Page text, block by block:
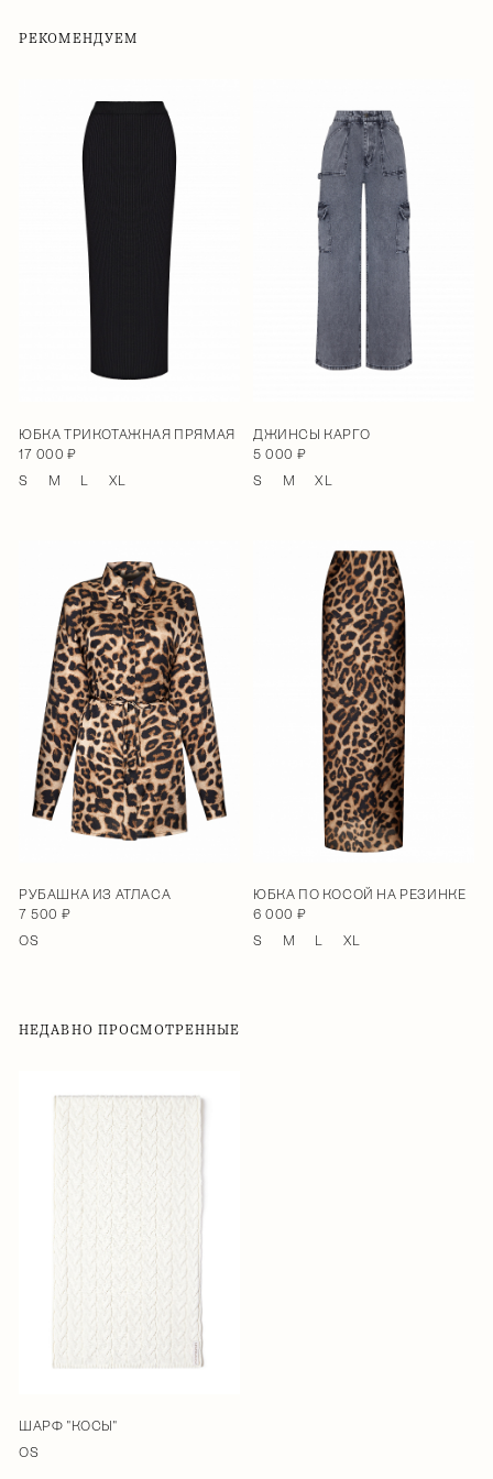
РЕКОМЕНДУЕМ
ЮБКА ТРИКОТАЖНАЯ ПРЯМАЯ
17 000 ₽
S
M L XL
ДЖИНСЫ КАРГО
5 000 ₽
S
M XL
РУБАШКА ИЗ АТЛАСА
7 500 ₽
OS
ЮБКА ПО КОСОЙ НА РЕЗИНКЕ
6 000 ₽
S
M L XL
НЕДАВНО ПРОСМОТРЕННЫЕ
ШАРФ "КОСЫ"
OS